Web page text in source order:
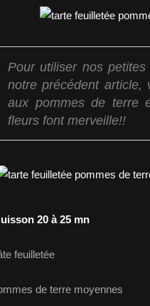
Pour utiliser nos
notre précédent article,
aux pommes de terre
fleurs font merveille!!
20 à 25 mn
feuilletée
de terre moyennes